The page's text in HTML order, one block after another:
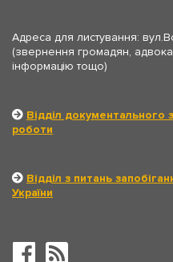
Адреса для листування:
(звернення громадян,
інформацію тощо)
Відділ документального
роботи
Відділ з питань
України